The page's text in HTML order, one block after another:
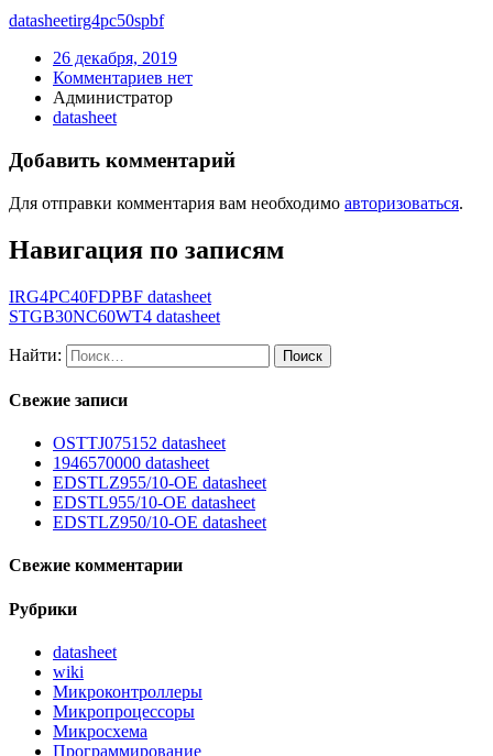
datasheetirg4pc50spbf
26 декабря, 2019
Комментариев нет
Администратор
datasheet
Добавить комментарий
Для отправки комментария вам необходимо авторизоваться.
Навигация по записям
IRG4PC40FDPBF datasheet
STGB30NC60WT4 datasheet
Найти:
Свежие записи
OSTTJ075152 datasheet
1946570000 datasheet
EDSTLZ955/10-OE datasheet
EDSTL955/10-OE datasheet
EDSTLZ950/10-OE datasheet
Свежие комментарии
Рубрики
datasheet
wiki
Микроконтроллеры
Микропроцессоры
Микросхема
Программирование